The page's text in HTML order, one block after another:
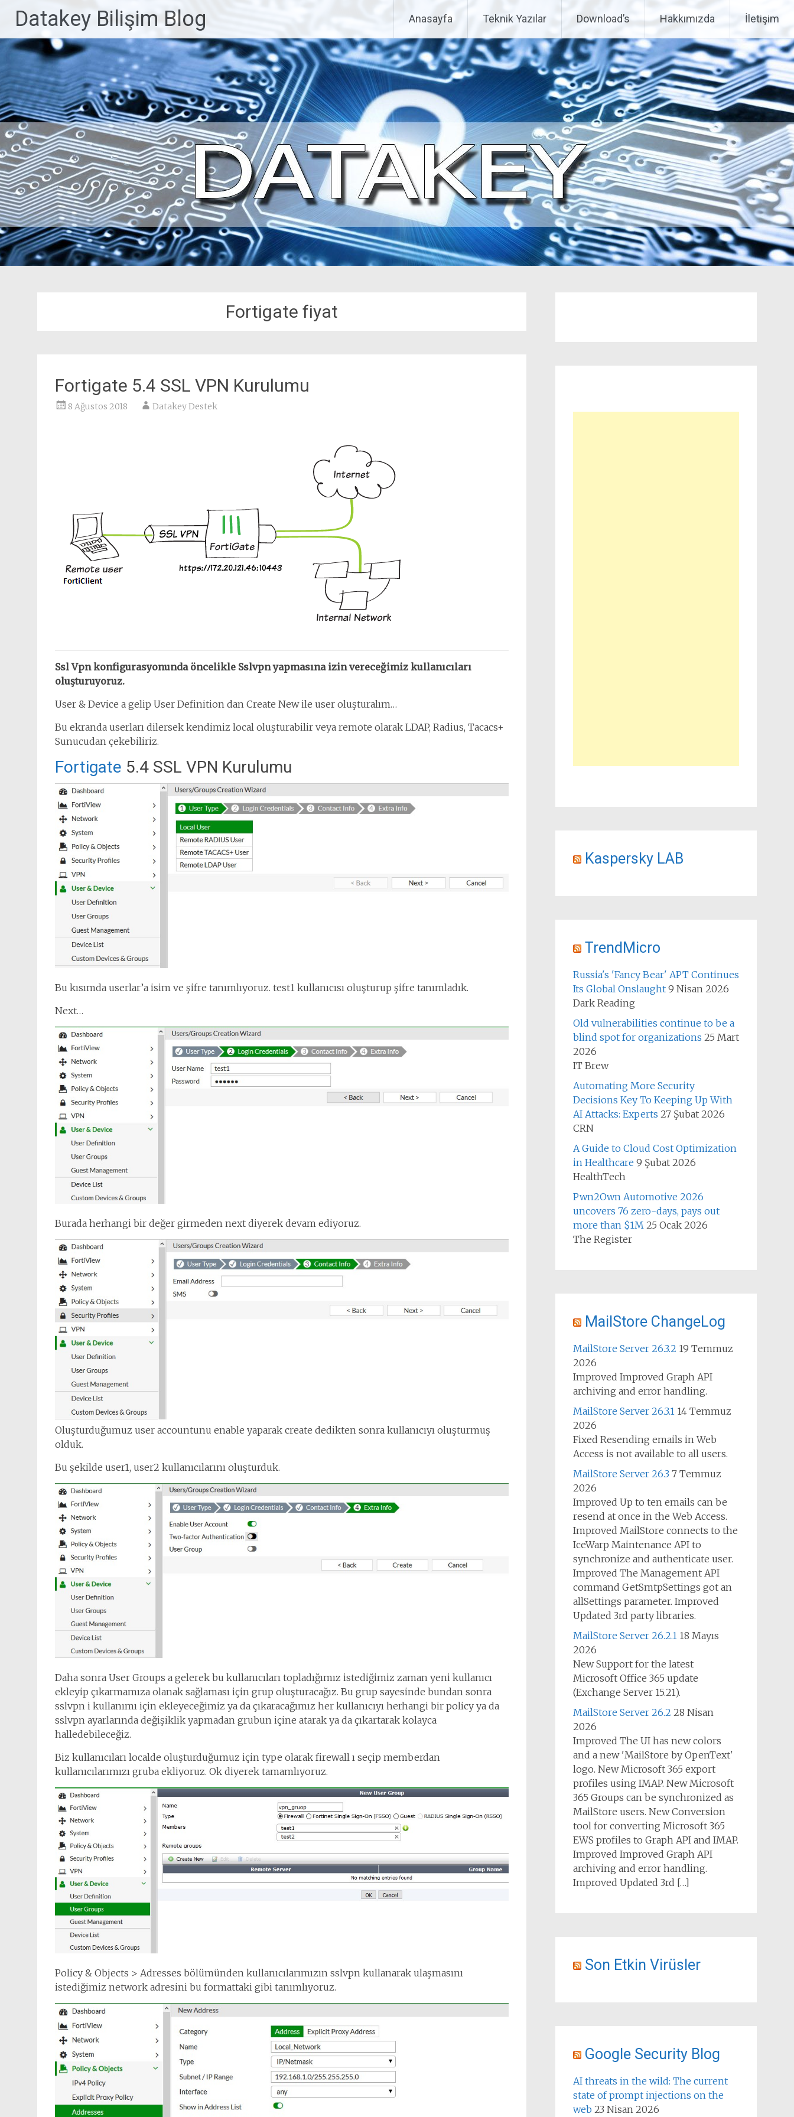
Datakey Bilişim Blog Anasayfa Teknik Yazılar Download’s Hakkımızda İletişim
Fortigate fiyat
Fortigate 5.4 SSL VPN Kurulumu
8 Ağustos 2018 Datakey Destek
Ssl Vpn konfigurasyonunda öncelikle Sslvpn yapmasına izin vereceğimiz kullanıcıları
oluşturuyoruz.
User & Device a gelip User Definition dan Create New ile user oluşturalım…
Bu ekranda userları dilersek kendimiz local oluşturabilir veya remote olarak LDAP, Radius, Tacacs+
Sunucudan çekebiliriz.
Fortigate 5.4 SSL VPN Kurulumu
Bu kısımda userlar’a isim ve şifre tanımlıyoruz. test1 kullanıcısı oluşturup şifre tanımladık.
Next…
Burada herhangi bir değer girmeden next diyerek devam ediyoruz.
Oluşturduğumuz user accountunu enable yaparak create dedikten sonra kullanıcıyı oluşturmuş
olduk.
Bu şekilde user1, user2 kullanıcılarını oluşturduk.
Daha sonra User Groups a gelerek bu kullanıcıları topladığımız istediğimiz zaman yeni kullanıcı
ekleyip çıkarmamıza olanak sağlaması için grup oluşturacağız. Bu grup sayesinde bundan sonra
sslvpn i kullanımı için ekleyeceğimiz ya da çıkaracağımız her kullanıcıyı herhangi bir policy ya da
sslvpn ayarlarında değişiklik yapmadan grubun içine atarak ya da çıkartarak kolayca
halledebileceğiz.
Biz kullanıcıları localde oluşturduğumuz için type olarak firewall ı seçip memberdan
kullanıcılarımızı gruba ekliyoruz. Ok diyerek tamamlıyoruz.
Policy & Objects > Adresses bölümünden kullanıcılarımızın sslvpn kullanarak ulaşmasını
istediğimiz network adresini bu formattaki gibi tanımlıyoruz.
Kaspersky LAB
TrendMicro
Russia's 'Fancy Bear' APT Continues
Its Global Onslaught 9 Nisan 2026
Dark Reading
Old vulnerabilities continue to be a
blind spot for organizations 25 Mart
2026
IT Brew
Automating More Security
Decisions Key To Keeping Up With
AI Attacks: Experts 27 Şubat 2026
CRN
A Guide to Cloud Cost Optimization
in Healthcare 9 Şubat 2026
HealthTech
Pwn2Own Automotive 2026
uncovers 76 zero-days, pays out
more than $1M 25 Ocak 2026
The Register
MailStore ChangeLog
MailStore Server 26.3.2 19 Temmuz
2026
Improved Improved Graph API
archiving and error handling.
MailStore Server 26.3.1 14 Temmuz
2026
Fixed Resending emails in Web
Access is not available to all users.
MailStore Server 26.3 7 Temmuz
2026
Improved Up to ten emails can be
resend at once in the Web Access.
Improved MailStore connects to the
IceWarp Maintenance API to
synchronize and authenticate user.
Improved The Management API
command GetSmtpSettings got an
allSettings parameter. Improved
Updated 3rd party libraries.
MailStore Server 26.2.1 18 Mayıs
2026
New Support for the latest
Microsoft Office 365 update
(Exchange Server 15.21).
MailStore Server 26.2 28 Nisan
2026
Improved The UI has new colors
and a new 'MailStore by OpenText'
logo. New Microsoft 365 export
profiles using IMAP. New Microsoft
365 Groups can be synchronized as
MailStore users. New Conversion
tool for converting Microsoft 365
EWS profiles to Graph API and IMAP.
Improved Improved Graph API
archiving and error handling.
Improved Updated 3rd […]
Son Etkin Virüsler
Google Security Blog
AI threats in the wild: The current
state of prompt injections on the
web 23 Nisan 2026